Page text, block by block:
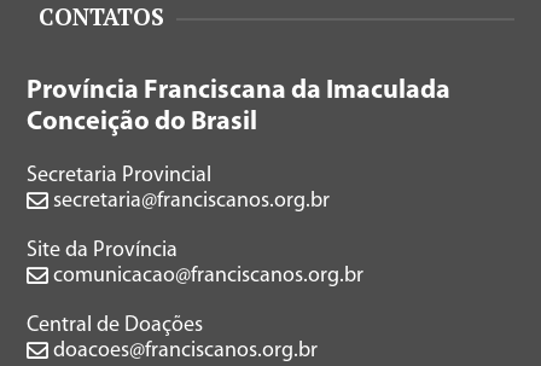
CONTATOS
Província Franciscana da Imaculada
Conceição do Brasil
Secretaria Provincial
secretaria@franciscanos.org.br
Site da Província
comunicacao@franciscanos.org.br
Central de Doações
doacoes@franciscanos.org.br